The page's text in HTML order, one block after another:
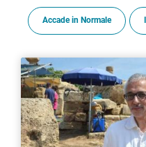
Accade in Normale